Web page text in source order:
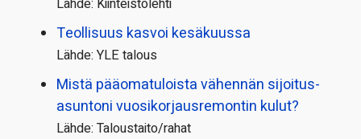
Lähde: Kiinteistölehti
Teollisuus kasvoi kesäkuussa
Lähde: YLE talous
Mistä pääoma­tuloista vähennän sijoitus­
asuntoni vuosikorjaus­remontin kulut?
Lähde: Taloustaito/rahat